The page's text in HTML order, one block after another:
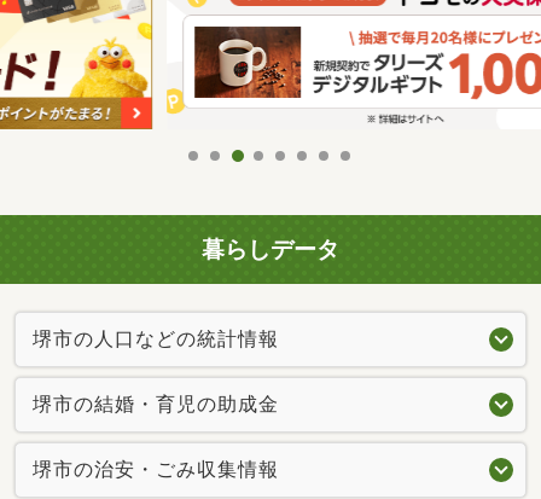
暮らしデータ
堺市の人口などの統計情報
堺市の結婚・育児の助成金
堺市の治安・ごみ収集情報